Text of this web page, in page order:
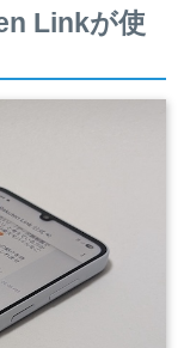
Linkが使